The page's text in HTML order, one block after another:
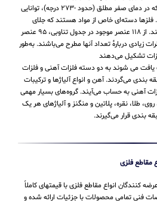
برق و گرما و چکش‌خواری را داراست. در
تعریف فیزیکی فلز ماده ای است که در دمای صفر مطلق (حدود -۲۷۳ درجه)، توانایی
فلزها دسته‌ای خاص از مواد هستند که جلای
فلزی داشته و معمولاً محکم هستند. از ۱۱۸ عنصر موجود در جدول تناوبی، ۹۵ عنصر
زیادی دربارهٔ تعداد آنها مطرح می‌باشند. به‌طور
می شوند به دو دسته فلزات آهنی و فلزات
بندی می‌گردند. آهن و انواع آلیاژها و ترکیبات
آهنی به حساب می‌‌آیند. گروه‌های بسیار مهمی
طلا، نقره، پلاتین و منگنز و آلیاژهای هر یک
عرضه کنندگان انواع مقاطع فلزی با قیمتهای کاملاً